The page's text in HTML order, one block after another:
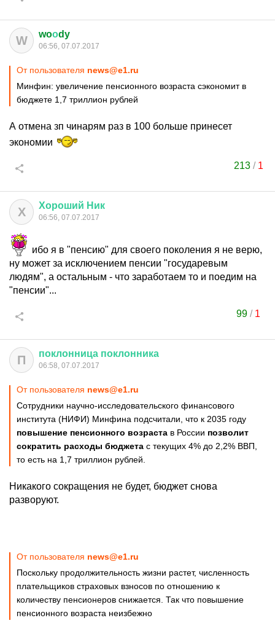
W woоdy
06:56, 07.07.2017
От пользователя news@e1.ru
Минфин: увеличение пенсионного возраста сэкономит в
бюджете 1,7 триллион рублей
А отмена зп чинарям раз в 100 больше принесет
экономии
213/ 1
Х Хороший Ник
06:56, 07.07.2017
ибо я в "пенсию" для своего поколения я не верю,
ну может за исключением пенсии "государевым
людям", а остальным - что заработаем то и поедим на
"пенсии"...
99 / 1
П поклонница поклонника
06:58, 07.07.2017
От пользователя news@e1.ru
Сотрудники научно-исследовательского финансового
института (НИФИ) Минфина подсчитали, что к 2035 году
повышение пенсионного возраста в России позволит
сократить расходы бюджета с текущих 4% до 2,2% ВВП,
то есть на 1,7 триллион рублей.
Никакого сокращения не будет, бюджет снова
разворуют.
От пользователя news@e1.ru
Поскольку продолжительность жизни растет, численность
плательщиков страховых взносов по отношению к
количеству пенсионеров снижается. Так что повышение
пенсионного возраста неизбежно